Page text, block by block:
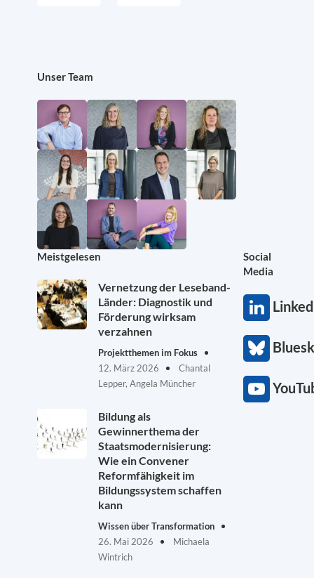
Unser Team
Meistgelesen
Vernetzung der Leseband-
Länder: Diagnostik und
Förderung wirksam
verzahnen
Projektthemen im Fokus
12. März 2026
Chantal
Lepper, Angela Müncher
Bildung als
Gewinnerthema der
Staatsmodernisierung:
Wie ein Convener
Reformfähigkeit im
Bildungssystem schaffen
kann
Wissen über Transformation
26. Mai 2026
Michaela
Wintrich
Social
Media